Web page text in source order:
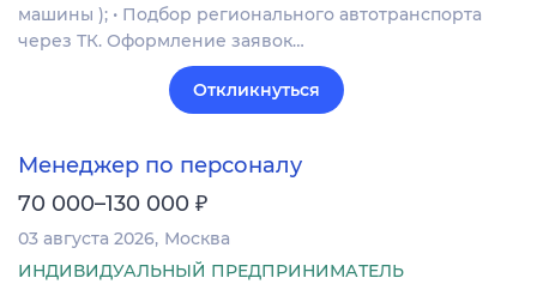
машины ); • Подбор регионального автотранспорта
через ТК. Оформление заявок…
Откликнуться
Менеджер по персоналу
70 000–130 000 ₽
03 августа 2026 Москва
ИНДИВИДУАЛЬНЫЙ ПРЕДПРИНИМАТЕЛЬ